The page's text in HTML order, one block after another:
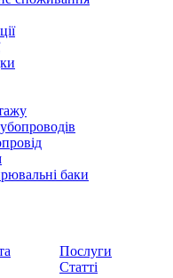
баки
Послуги
Статті